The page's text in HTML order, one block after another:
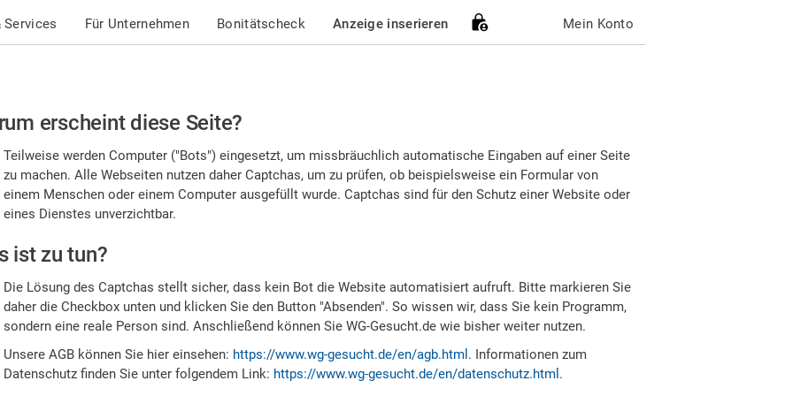
Services Für Unternehmen Bonitätscheck Anzeige inserieren Mein Konto
erscheint diese Seite?
Teilweise werden Computer ("Bots") eingesetzt, um missbräuchlich automatische Eingaben auf einer Seite
zu machen. Alle Webseiten nutzen daher Captchas, um zu prüfen, ob beispielsweise ein Formular von
einem Menschen oder einem Computer ausgefüllt wurde. Captchas sind für den Schutz einer Website oder
eines Dienstes unverzichtbar.
ist zu tun?
Die Lösung des Captchas stellt sicher, dass kein Bot die Website automatisiert aufruft. Bitte markieren Sie
daher die Checkbox unten und klicken Sie den Button "Absenden". So wissen wir, dass Sie kein Programm,
sondern eine reale Person sind. Anschließend können Sie WG-Gesucht.de wie bisher weiter nutzen.
Unsere AGB können Sie hier einsehen: https://www.wg-gesucht.de/en/agb.html . Informationen zum
Datenschutz finden Sie unter folgendem Link: https://www.wg-gesucht.de/en/datenschutz.html .